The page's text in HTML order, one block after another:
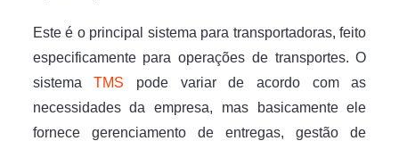
Este é o principal sistema para transportadoras, feito
especificamente para operações de transportes. O
sistemaTMS pode variar de acordo com as
necessidades da empresa, mas basicamente ele
fornece gerenciamento de entregas, gestão de